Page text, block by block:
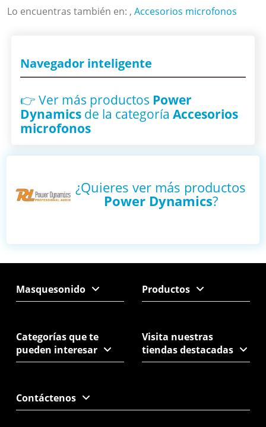
Lo encuentras también en: ,Accesorios microfonos
Navegador inteligente
👉 Ver más productos Power
Dynamicsde la categoría Accesorios
microfonos
¿Quieres ver más productos
Power Dynamics?
Masquesonido Productos
Categorías que te
pueden interesar
Visita nuestras
tiendas destacadas
Contáctenos